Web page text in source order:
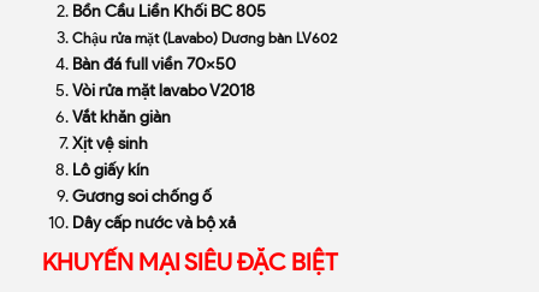
Bồn Cầu Liền Khối BC 805
Chậu rửa mặt (Lavabo) Dương bàn LV602
Bàn đá full viền 70x50
Vòi rửa mặt lavabo V2018
Vắt khăn giàn
Xịt vệ sinh
Lô giấy kín
Gương soi chống ố
Dây cấp nước và bộ xả
KHUYẾN MẠI SIÊU ĐẶC BIỆT